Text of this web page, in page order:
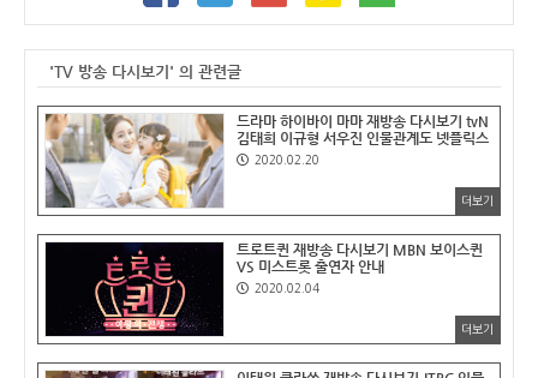
'TV 방송 다시보기' 의 관련글
드라마 하이바이 마마 재방송 다시보기 tvN
김태희 이규형 서우진 인물관계도 넷플릭스
2020.02.20
더보기
트로트퀸 재방송 다시보기 MBN 보이스퀸
VS 미스트롯 출연자 안내
2020.02.04
더보기